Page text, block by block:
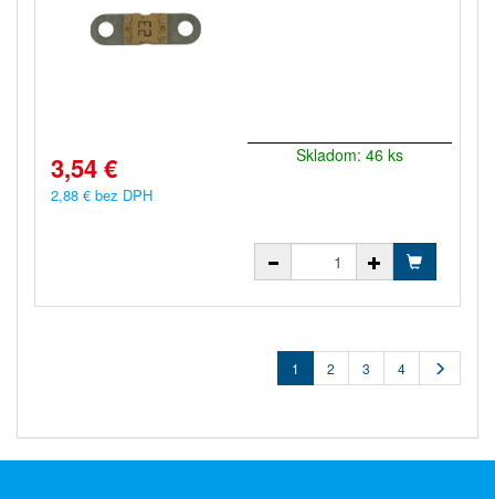
3,54 €
2,88 € bez DPH
Skladom: 46 ks
1 2 3 4